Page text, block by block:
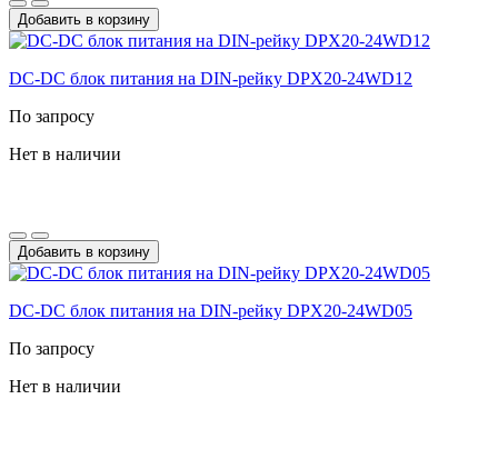
Добавить в корзину
DC-DС блок питания на DIN-рейку DPX20-24WD12
По запросу
Нет в наличии
Добавить в корзину
DC-DС блок питания на DIN-рейку DPX20-24WD05
По запросу
Нет в наличии